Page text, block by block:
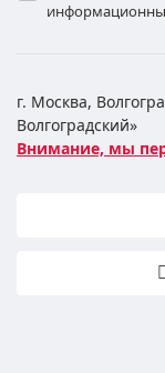
г. Москва,
Волгоградский»
Внимание, мы